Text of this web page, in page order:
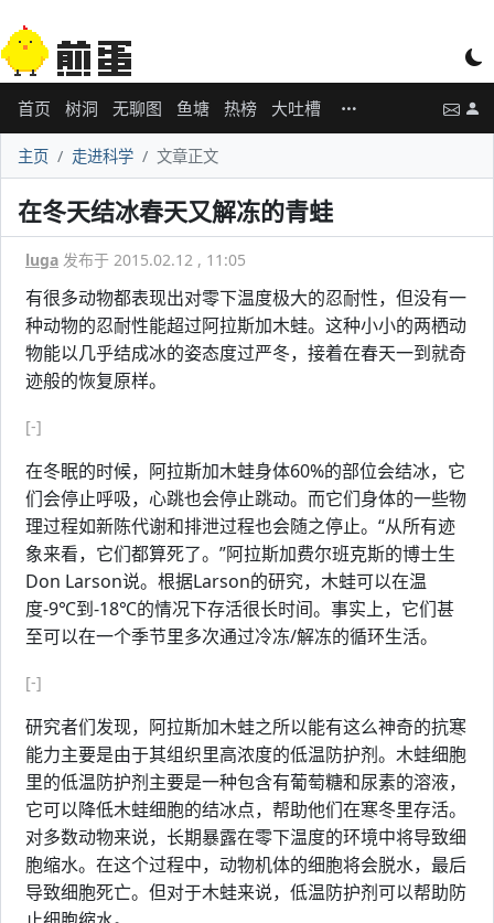
首页 树洞 无聊图 鱼塘 热榜 大吐槽
主页 走进科学 文章正文
在冬天结冰春天又解冻的青蛙
luga 发布于 2015.02.12 , 11:05
有很多动物都表现出对零下温度极大的忍耐性，但没有一
种动物的忍耐性能超过阿拉斯加木蛙。这种小小的两栖动
物能以几乎结成冰的姿态度过严冬，接着在春天一到就奇
迹般的恢复原样。
[-]
在冬眠的时候，阿拉斯加木蛙身体60%的部位会结冰，它
们会停止呼吸，心跳也会停止跳动。而它们身体的一些物
理过程如新陈代谢和排泄过程也会随之停止。“从所有迹
象来看，它们都算死了。”阿拉斯加费尔班克斯的博士生
Don Larson说。根据Larson的研究，木蛙可以在温
度-9℃到-18℃的情况下存活很长时间。事实上，它们甚
至可以在一个季节里多次通过冷冻/解冻的循环生活。
[-]
研究者们发现，阿拉斯加木蛙之所以能有这么神奇的抗寒
能力主要是由于其组织里高浓度的低温防护剂。木蛙细胞
里的低温防护剂主要是一种包含有葡萄糖和尿素的溶液，
它可以降低木蛙细胞的结冰点，帮助他们在寒冬里存活。
对多数动物来说，长期暴露在零下温度的环境中将导致细
胞缩水。在这个过程中，动物机体的细胞将会脱水，最后
导致细胞死亡。但对于木蛙来说，低温防护剂可以帮助防